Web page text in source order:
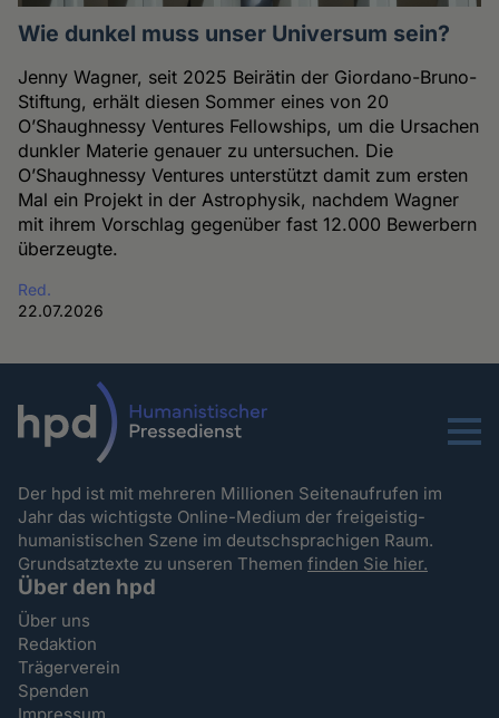
Wie dunkel muss unser Universum sein?
Jenny Wagner, seit 2025 Beirätin der Giordano-Bruno-
Stiftung, erhält diesen Sommer eines von 20
O’Shaughnessy Ventures Fellowships, um die Ursachen
dunkler Materie genauer zu untersuchen. Die
O’Shaughnessy Ventures unterstützt damit zum ersten
Mal ein Projekt in der Astrophysik, nachdem Wagner
mit ihrem Vorschlag gegenüber fast 12.000 Bewerbern
überzeugte.
Red.
22.07.2026
Menu
Der hpd ist mit mehreren Millionen Seitenaufrufen im
Jahr das wichtigste Online-Medium der freigeistig-
humanistischen Szene im deutschsprachigen Raum.
Grundsatztexte zu unseren Themenfinden Sie hier.
Über den hpd
Über uns
Redaktion
Trägerverein
Spenden